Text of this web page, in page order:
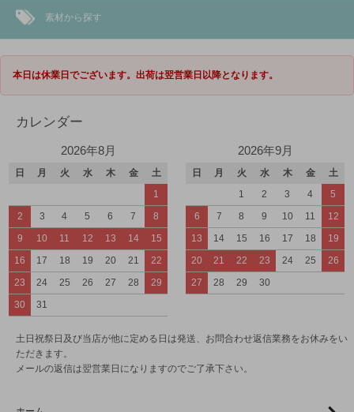
素材から探す
本日は休業日でございます。出荷は翌営業日以降となります。
カレンダー
2026年8月
日 月 火 水 木 金
土
1
2
3 4 5 6 7
8
9
10 11 12 13 14
15
16
17 18 19 20 21
22
23
24 25 26 27 28
29
30
31
2026年9月
日 月 火 水 木 金
土
1
2 3 4
5
6
7 8 9 10 11
12
13
14 15 16 17 18
19
20
21 22 23 24 25
26
27
28 29 30
土日祝祭日及び当店が他に定める日は発送、お問合わせ返信業務をお休みをい
ただきます。
メールの返信は翌営業日になりますのでご了承下さい。